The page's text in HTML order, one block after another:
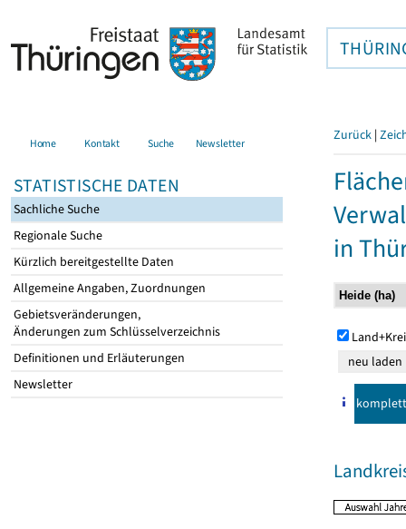
Home Kontakt Suche Newsletter
STATISTISCHE DATEN
Sachliche Suche
Regionale Suche
Kürzlich bereitgestellte Daten
Allgemeine Angaben, Zuordnungen
Gebietsveränderungen,
Änderungen zum Schlüsselverzeichnis
Definitionen und Erläuterungen
Newsletter
Zurück |
in
komplett